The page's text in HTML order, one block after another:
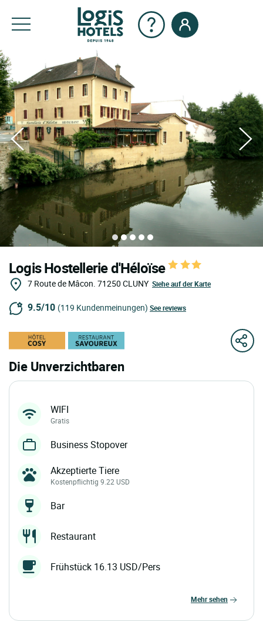
Logis Hostellerie d'Héloïse
7 Route de Mâcon. 71250 CLUNY Siehe auf der Karte
9.5/10 (119 Kundenmeinungen) See reviews
Die Unverzichtbaren
WIFI
Gratis
Business Stopover
Akzeptierte Tiere
Kostenpflichtig 9.22 USD
Bar
Restaurant
Frühstück 16.13 USD/Pers
mehr sehen